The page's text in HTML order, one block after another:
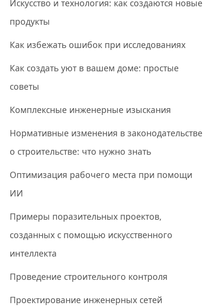
Искусство и технология: как создаются новые
продукты
Как избежать ошибок при исследованиях
Как создать уют в вашем доме: простые
советы
Комплексные инженерные изыскания
Нормативные изменения в законодательстве
о строительстве: что нужно знать
Оптимизация рабочего места при помощи
ИИ
Примеры поразительных проектов,
созданных с помощью искусственного
интеллекта
Проведение строительного контроля
Проектирование инженерных сетей